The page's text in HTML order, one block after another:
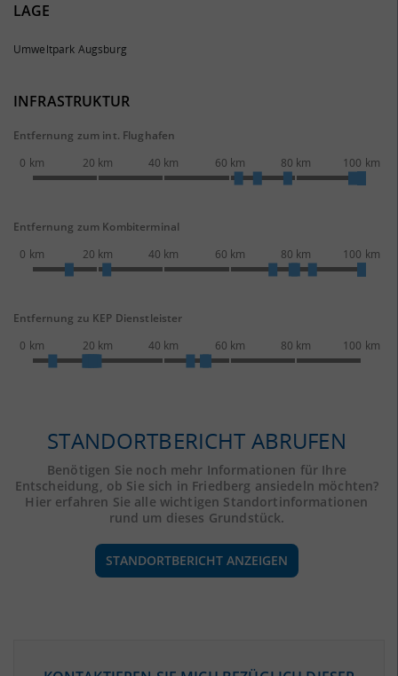
LAGE
Umweltpark Augsburg
INFRASTRUKTUR
Entfernung zum int. Flughafen
0 km
20 km 40 km 60 km 80 km 100 km
Entfernung zum Kombiterminal
0 km
20 km 40 km 60 km 80 km 100 km
Entfernung zu KEP Dienstleister
0 km
20 km 40 km 60 km 80 km 100 km
STANDORTBERICHT ABRUFEN
Benötigen Sie noch mehr Informationen für Ihre
Entscheidung, ob Sie sich in Friedberg ansiedeln möchten?
Hier erfahren Sie alle wichtigen Standortinformationen
rund um dieses Grundstück.
STANDORTBERICHT ANZEIGEN